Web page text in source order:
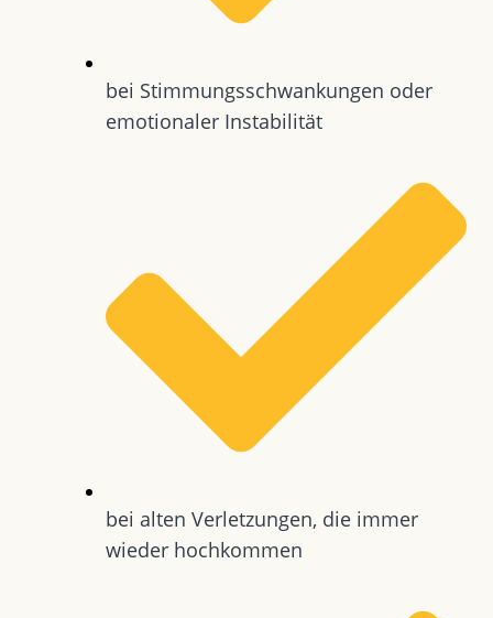
bei Stimmungsschwankungen oder
emotionaler Instabilität
bei alten Verletzungen, die immer
wieder hochkommen